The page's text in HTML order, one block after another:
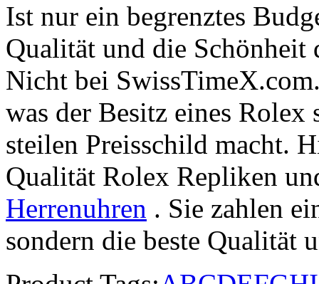
Ist nur ein begrenztes
Qualität und die Schönheit
Nicht bei
was der Besitz eines Rolex
steilen Preisschild macht.
Qualität Rolex Repliken
Herrenuhren . Sie zahlen
sondern die beste Qualität